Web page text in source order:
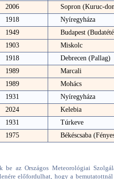
2006 Sopron (Kuruc-
1918 Nyíregyháza
1949 Budapest
1903 Miskolc
1918 Debrecen (Pallag)
1989 Marcali
1989 Mohács
1931 Nyíregyháza
2024 Kelebia
1931 Túrkeve
1975 Békéscsaba
az Országos Meteorológiai
előfordulhat, hogy a